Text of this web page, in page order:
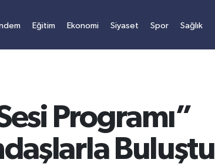
Eğitim Ekonomi Siyaset Spor Sağlık
Programı”
Buluştu